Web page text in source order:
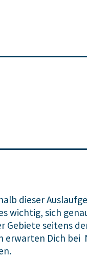
dieser
wichtig, sich
Gebiete seitens
erwarten Dich